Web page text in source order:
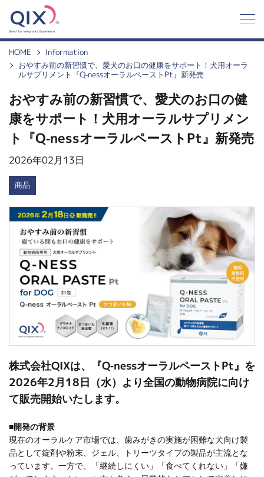
Q
X
HOME
Information
おやすみ前の新習慣で、愛犬のお口の健康をサポート！犬用オーラ
ルサプリメント『Q-nessオーラルペーストPt』新発売
おやすみ前の新習慣で、愛犬のお口の健
康をサポート！犬用オーラルサプリメン
ト『Q-nessオーラルペーストPt』新発売
2026年02月13日
商品
株式会社QIXは、『Q-nessオーラルペーストPt』を
2026年2月18日（水）より全国の動物病院に向け
て販売開始いたします。
■開発の背景
現在のオーラルケア市場では、歯みがきの実施が困難な犬向け製
品として錠剤や粉末、ジェル、トリーツタイプの製品が主流とな
っています。一方で、「継続しにくい」「食べてくれない」「嫌